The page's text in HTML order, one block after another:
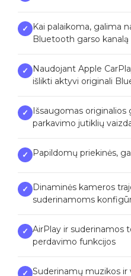
✓
Kai palaikoma, galima
Bluetooth garso kanalą
✓
Naudojant Apple
išlikti aktyvi originali
✓
Išsaugomas originalios
parkavimo jutiklių
✓ Papildomų priekinės,
✓
Dinaminės kameros
suderinamoms
✓ AirPlay ir suderinamos
perdavimo funkcijos
✓ Suderinamų muzikos ir